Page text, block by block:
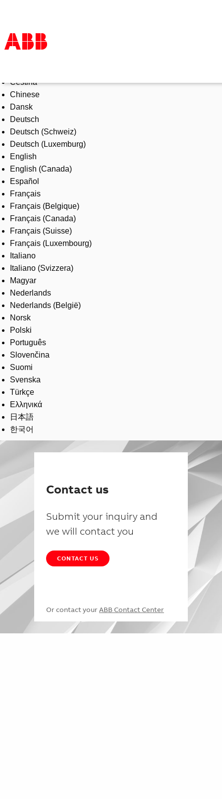
Products & Solutions
Industries
Services
About us
Where to buy
Contact us
Careers
Čeština
Chinese
Dansk
Deutsch
Deutsch (Schweiz)
Deutsch (Luxemburg)
English
English (Canada)
Español
Français
Français (Belgique)
Français (Canada)
Français (Suisse)
Français (Luxembourg)
Italiano
Italiano (Svizzera)
Magyar
Nederlands
Nederlands (België)
Norsk
Polski
Português
Slovenčina
Suomi
Svenska
Türkçe
Ελληνικά
日本語
한국어
Contact us
Submit your inquiry and
we will contact you
CONTACT US
Or contact your ABB Contact Center